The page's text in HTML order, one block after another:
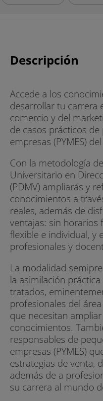
Descripción
Accede a los
desarrollar tu carrera
comercio y del
de casos prácticos
empresas (PYMES)
Con la metodología
Universitario en
(PDMV) ampliarás y
conocimientos a
reales, además de
ventajas: sin horarios
flexible e individual, y
profesionales y
La modalidad
la asimilación
tratados,
profesionales del
que necesitan
conocimientos.
responsables de
empresas (PYMES)
estrategias de venta,
además de a
su carrera al mundo